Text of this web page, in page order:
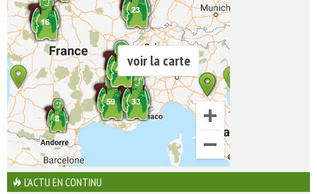
voir la carte
L'ACTU EN CONTINU